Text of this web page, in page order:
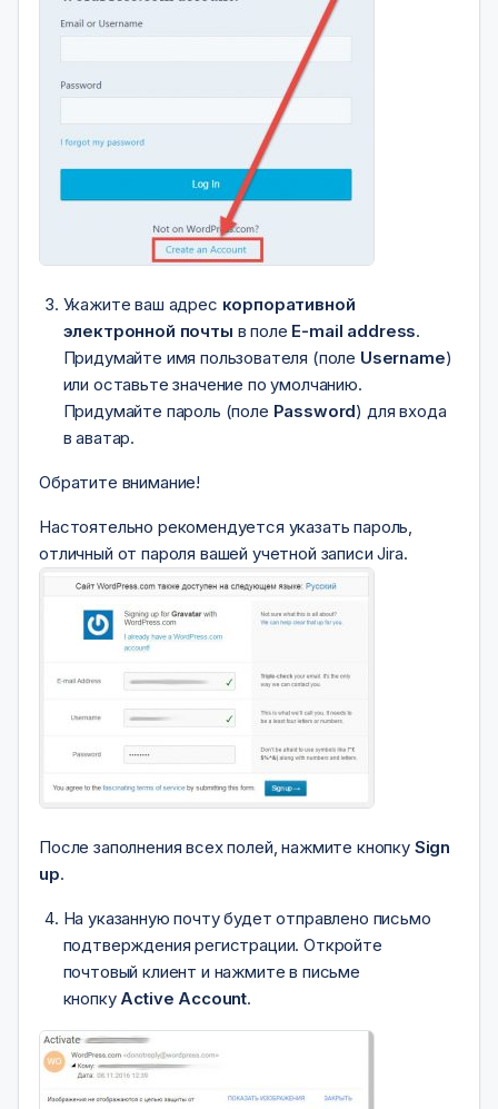
Укажите ваш адрес корпоративной
электронной почты в поле E-mail address.
Придумайте имя пользователя (поле Username)
или оставьте значение по умолчанию.
Придумайте пароль (поле Password) для входа
в аватар.
Обратите внимание!
Настоятельно рекомендуется указать пароль,
отличный от пароля вашей учетной записи Jira.
После заполнения всех полей, нажмите кнопку Sign
up.
На указанную почту будет отправлено письмо
подтверждения регистрации. Откройте
почтовый клиент и нажмите в письме
кнопку Active Account.